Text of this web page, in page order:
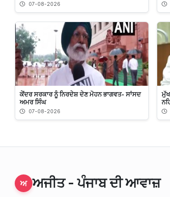
07-08-2026
ਕੇਂਦਰ ਸਰਕਾਰ ਨੂੰ ਨਿਰਦੇਸ਼ ਦੇਣ ਮੋਹਨ ਭਾਗਵਤ- ਸਾਂਸਦ
ਅਮਰ ਸਿੰਘ
07-08-2026
ਅ ਅਜੀਤ - ਪੰਜਾਬ ਦੀ ਆਵਾਜ਼